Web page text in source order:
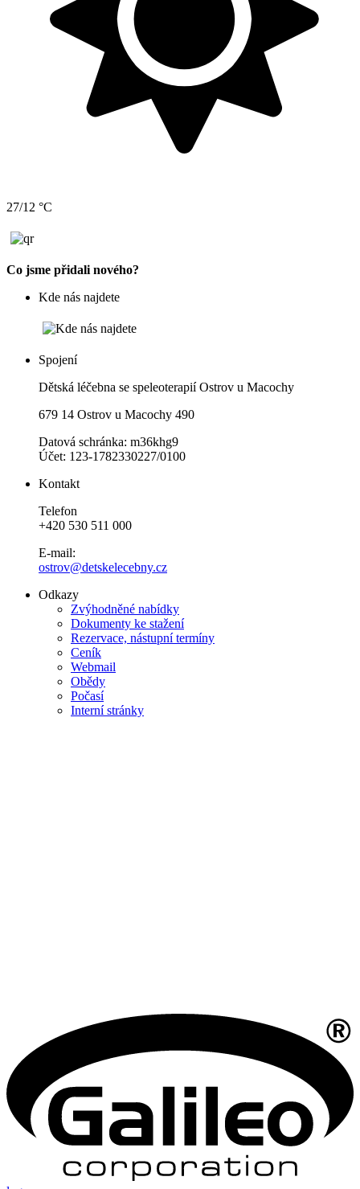
27/12 °C
Co jsme přidali nového?
Kde nás najdete
Spojení
Dětská léčebna se speleoterapií Ostrov u Macochy
679 14 Ostrov u Macochy 490
Datová schránka: m36khg9
Účet: 123-1782330227/0100
Kontakt
Telefon
+420 530 511 000
E-mail:
ostrov@detskelecebny.cz
Odkazy
Zvýhodněné nabídky
Dokumenty ke stažení
Rezervace, nástupní termíny
Ceník
Webmail
Obědy
Počasí
Interní stránky